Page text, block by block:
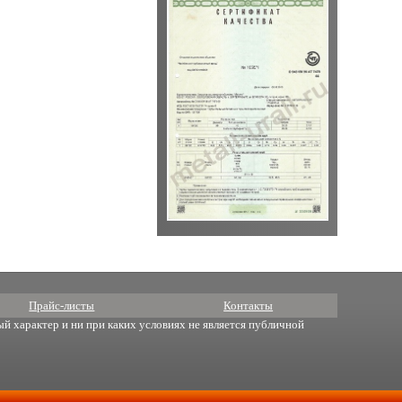
Прайс-листы Контакты
характер и ни при каких условиях не является публичной